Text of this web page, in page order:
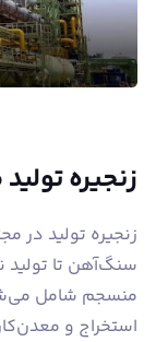
زنجیره
زنجیره تولید در
سنگ‌آهن تا تولید
منسجم شامل
استخراج و